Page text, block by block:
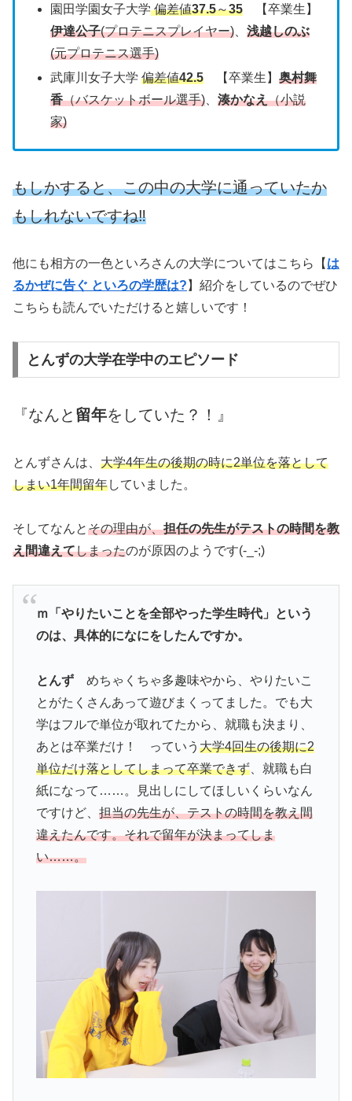
園田学園女子大学偏差値37.5～35 【卒業生】
伊達公子(プロテニスプレイヤー) 、浅越しのぶ
(元プロテニス選手)
武庫川女子大学偏差値42.5 【卒業生】奥村舞
香（バスケットボール選手) 、湊かなえ（小説
家)
もしかすると、この中の大学に通っていたか
もしれないですね‼
他にも相方の一色といろさんの大学についてはこちら【 は
るかぜに告ぐ といろの学歴は? 】紹介をしているのでぜひ
こちらも読んでいただけると嬉しいです！
とんずの大学在学中のエピソード
『なんと 留年をしていた？！』
とんずさんは、 大学4年生の後期の時に2単位を落として
しまい1年間留年していました。
そしてなんとその理由が、担任の先生がテストの時間を教
え間違えてしまったのが原因のようです(-_-;)
ｍ「やりたいことを全部やった学生時代」という
のは、具体的になにをしたんですか。
とんずめちゃくちゃ多趣味やから、やりたいこ
とがたくさんあって遊びまくってました。でも大
学はフルで単位が取れてたから、就職も決まり、
あとは卒業だけ！ っていう 大学4回生の後期に2
単位だけ落としてしまって卒業できず、就職も白
紙になって……。見出しにしてほしいくらいなん
ですけど、 担当の先生が、テストの時間を教え間
違えたんです。それで留年が決まってしま
い……。